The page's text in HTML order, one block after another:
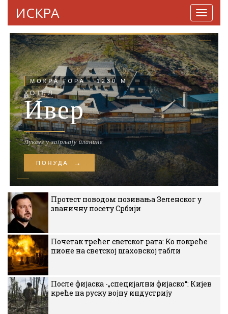
ИСКРА
Протест поводом позивања Зеленског у
званичну посету Србији
Почетак трећег светског рата: Ко покреће
пионе на светској шаховској табли
После фијаска -„специјални фијаско“: Кијев
креће на руску војну индустрију